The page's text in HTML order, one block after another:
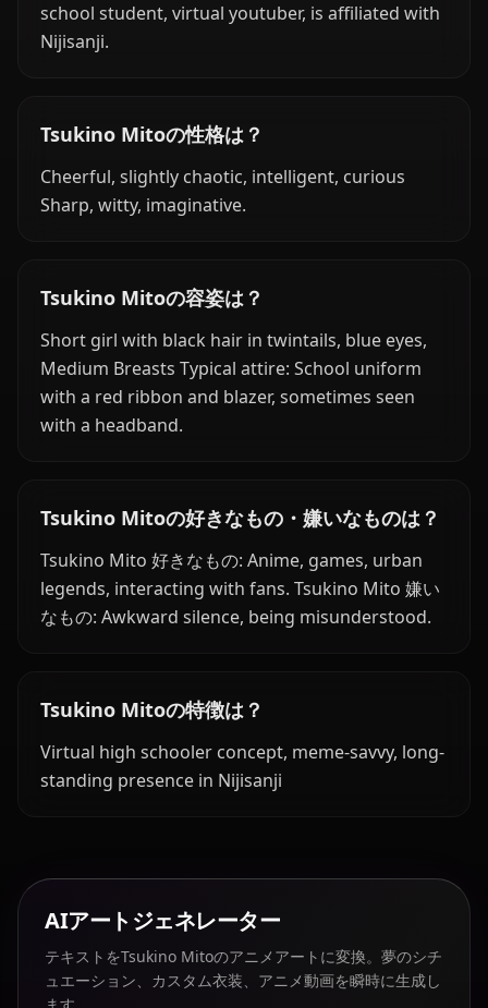
school student, virtual youtuber, is affiliated with
Nijisanji.
Tsukino Mitoの性格は？
Cheerful, slightly chaotic, intelligent, curious
Sharp, witty, imaginative.
Tsukino Mitoの容姿は？
Short girl with black hair in twintails, blue eyes,
Medium Breasts Typical attire: School uniform
with a red ribbon and blazer, sometimes seen
with a headband.
Tsukino Mitoの好きなもの・嫌いなものは？
Tsukino Mito 好きなもの: Anime, games, urban
legends, interacting with fans. Tsukino Mito 嫌い
なもの: Awkward silence, being misunderstood.
Tsukino Mitoの特徴は？
Virtual high schooler concept, meme-savvy, long-
standing presence in Nijisanji
AIアートジェネレーター
テキストをTsukino Mitoのアニメアートに変換。夢のシチ
ュエーション、カスタム衣装、アニメ動画を瞬時に生成し